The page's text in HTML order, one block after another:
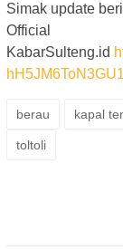
Simak update
Official
KabarSulteng.id
berau kapal
toltoli